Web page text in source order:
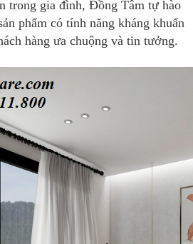
trong gia đình, Đồng Tâm tự hào
phẩm có tính năng kháng khuẩn
hàng ưa chuộng và tin tưởng.